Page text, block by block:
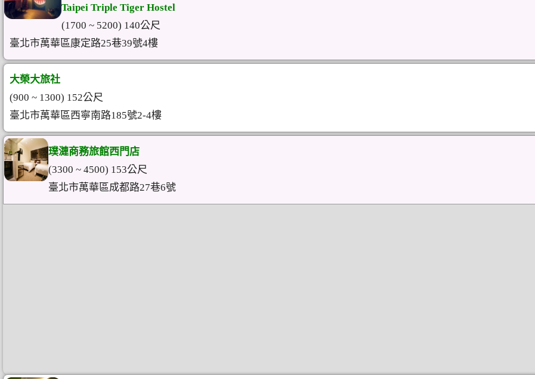
Taipei Triple Tiger Hostel
(1700 ~ 5200) 140公尺
臺北市萬華區康定路25巷39號4樓
大榮大旅社
(900 ~ 1300) 152公尺
臺北市萬華區西寧南路185號2-4樓
璞漣商務旅館西門店
(3300 ~ 4500) 153公尺
臺北市萬華區成都路27巷6號